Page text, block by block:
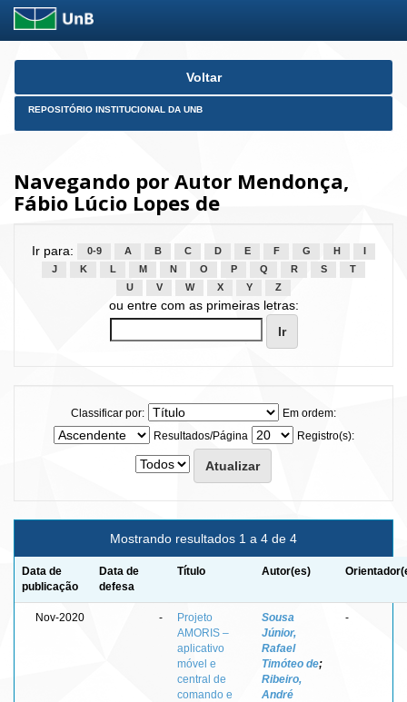
Skip
Voltar
REPOSITÓRIO INSTITUCIONAL DA UNB
Navegando por Autor Mendonça,
Fábio Lúcio Lopes de
Ir para: 0-9 A B C D E F G H
J
K L M N O P Q R S
T
U
V W X Y Z
ou entre com as primeiras letras:
Classificar por:
Em ordem:
Resultados/Página
Registro(s):
Mostrando resultados 1 a 4 de 4
Data de
publicação
Data de
defesa
Título Autor(es)
Nov-2020 -
Projeto
AMORIS –
aplicativo
móvel e
central de
comando e
Sousa
Júnior,
Rafael
Timóteo de;
Ribeiro,
André
-